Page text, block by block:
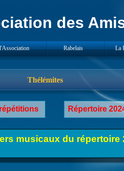
des
Thélémites
musicaux du répertoire
Répertoire
l'Association Rabelais La